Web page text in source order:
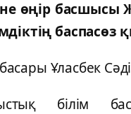
өңір басшысы
баспасөз
Ұласбек
білім